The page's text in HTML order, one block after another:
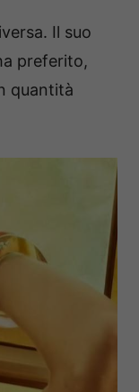
Il suo
preferito,
quantità